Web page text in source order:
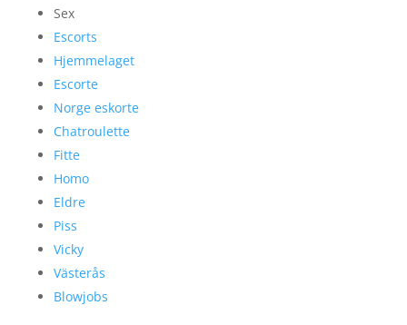
Sex
Escorts
Hjemmelaget
Escorte
Norge eskorte
Chatroulette
Fitte
Homo
Eldre
Piss
Vicky
Västerås
Blowjobs